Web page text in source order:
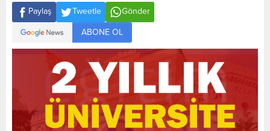
Paylaş Tweetle Gönder
ABONE OL